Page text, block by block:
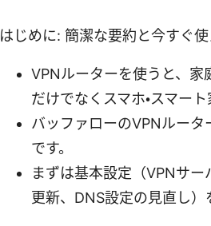
はじめに: 簡潔な要約と今すぐ
VPNルーターを使うと、家
だけでなくスマホ・スマー
バッファローのVPNルー
です。
まずは基本設定（VPNサ
更新、DNS設定の見直し）